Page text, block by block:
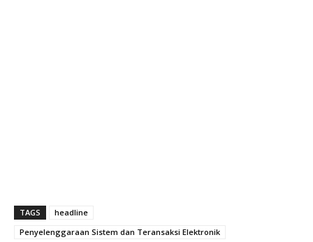
TAGS
headline
Penyelenggaraan Sistem dan Teransaksi Elektronik